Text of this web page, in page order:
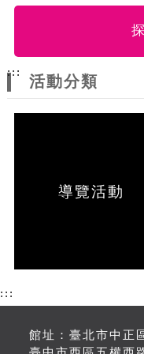
:::
活動分類
導覽活動
:::
館址：臺北市中正